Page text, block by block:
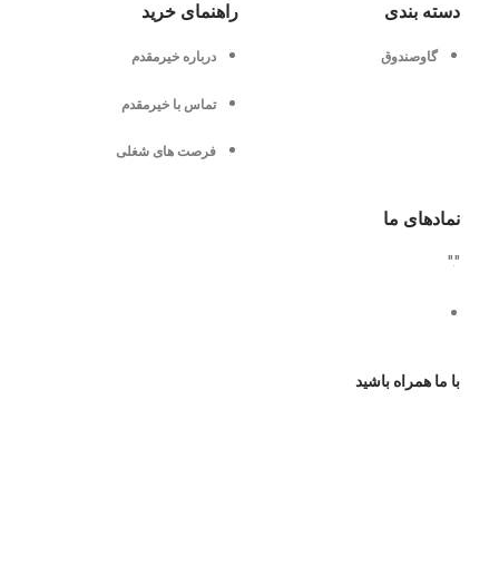
دسته بندی
گاوصندوق
راهنمای خرید
درباره خیرمقدم
تماس با خیرمقدم
فرصت های شغلی
نمادهای ما
"
"
با ما همراه باشید